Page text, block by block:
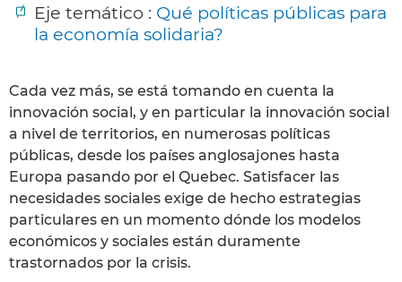
Eje temático : Qué políticas públicas para
la economía solidaria?
Cada vez más, se está tomando en cuenta la
innovación social, y en particular la innovación social
a nivel de territorios, en numerosas políticas
públicas, desde los países anglosajones hasta
Europa pasando por el Quebec. Satisfacer las
necesidades sociales exige de hecho estrategias
particulares en un momento dónde los modelos
económicos y sociales están duramente
trastornados por la crisis.